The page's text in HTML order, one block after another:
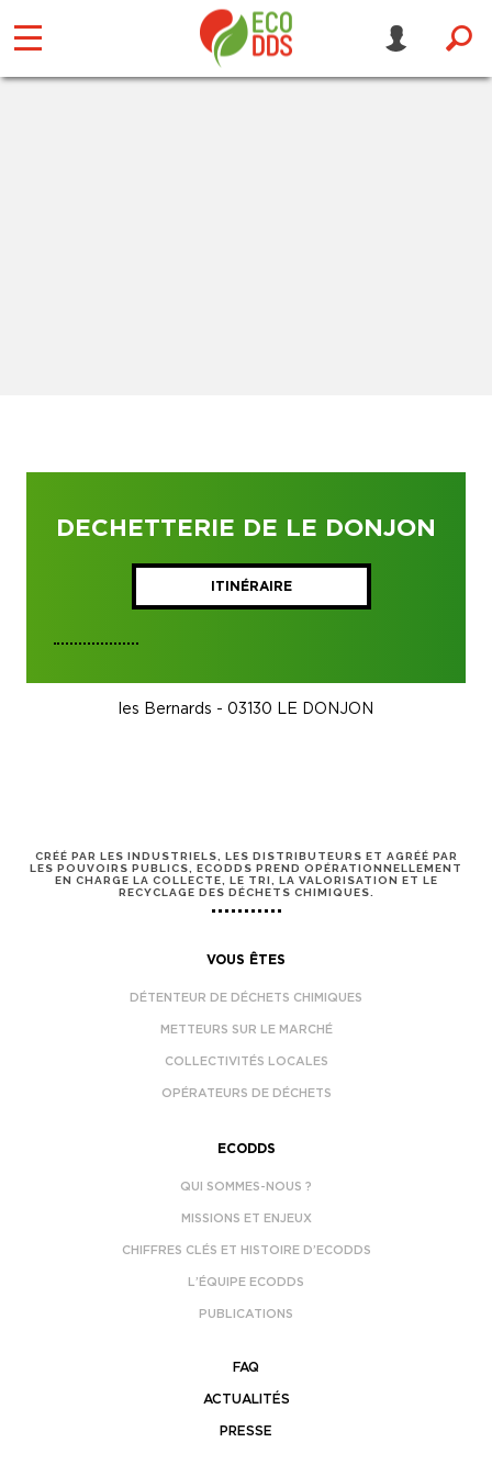
DECHETTERIE DE LE DONJON
ITINÉRAIRE
les Bernards - 03130 LE DONJON
CRÉÉ PAR LES INDUSTRIELS, LES DISTRIBUTEURS ET AGRÉÉ PAR
LES POUVOIRS PUBLICS, ECODDS PREND OPÉRATIONNELLEMENT
EN CHARGE LA COLLECTE, LE TRI, LA VALORISATION ET LE
RECYCLAGE DES DÉCHETS CHIMIQUES.
VOUS ÊTES
DÉTENTEUR DE DÉCHETS CHIMIQUES
METTEURS SUR LE MARCHÉ
COLLECTIVITÉS LOCALES
OPÉRATEURS DE DÉCHETS
ECODDS
QUI SOMMES-NOUS ?
MISSIONS ET ENJEUX
CHIFFRES CLÉS ET HISTOIRE D’ECODDS
L’ÉQUIPE ECODDS
PUBLICATIONS
FAQ
ACTUALITÉS
PRESSE